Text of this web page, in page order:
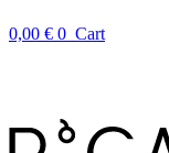
0,00 € 0 Cart